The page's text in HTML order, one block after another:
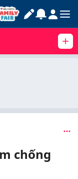
chống